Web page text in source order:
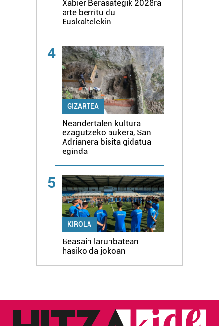
Xabier Berasategik 2028ra
arte berritu du
Euskaltelekin
4
GIZARTEA
Neandertalen kultura
ezagutzeko aukera, San
Adrianera bisita gidatua
eginda
5
KIROLA
Beasain larunbatean
hasiko da jokoan